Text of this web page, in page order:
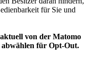
für Sie und
von der Matomo
abwählen für Opt-Out.